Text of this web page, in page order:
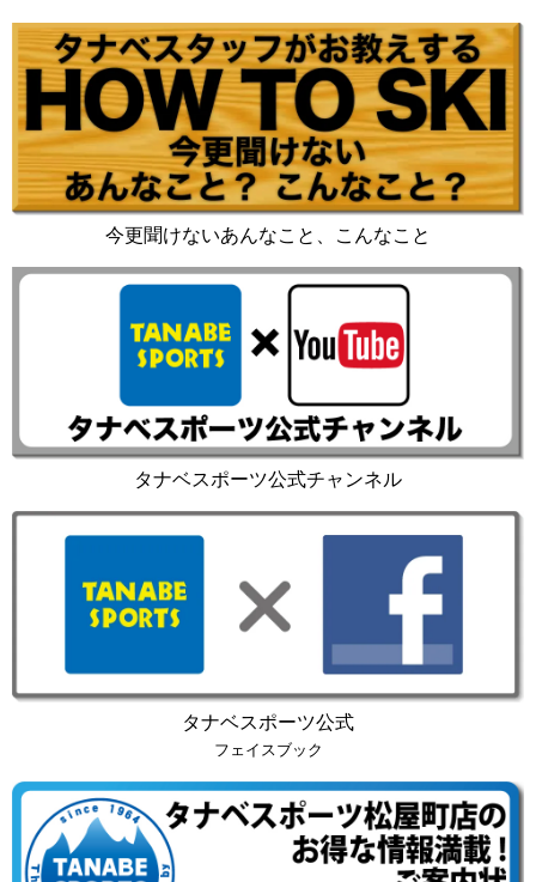
今更聞けないあんなこと、こんなこと
タナベスポーツ公式チャンネル
タナベスポーツ公式
フェイスブック